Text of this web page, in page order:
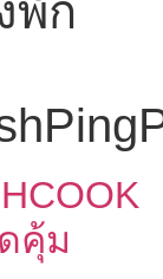
พัก
คุ้ม